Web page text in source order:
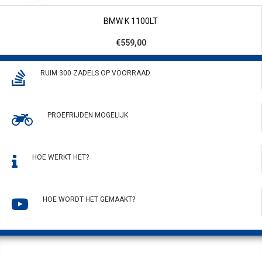
BMW K 1100LT
€559,00
RUIM 300 ZADELS OP VOORRAAD
PROEFRIJDEN MOGELIJK
HOE WERKT HET?
HOE WORDT HET GEMAAKT?